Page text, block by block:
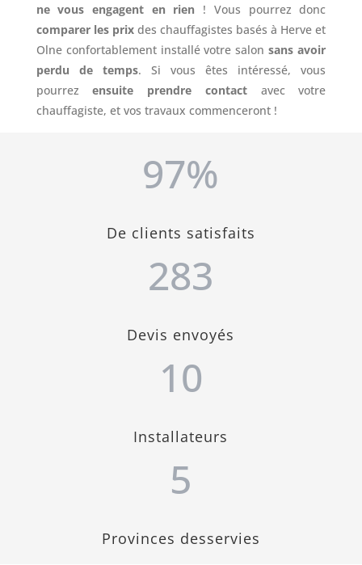
ne vous engagent en rien ! Vous pourrez donc
comparer les prixdes chauffagistes basés à Herve et
Olne confortablement installé votre salonsans avoir
perdu de temps. Si vous êtes intéressé, vous
pourrez ensuite prendre contactavec votre
chauffagiste, et vos travaux commenceront !
97%
De clients satisfaits
283
Devis envoyés
10
Installateurs
5
Provinces desservies